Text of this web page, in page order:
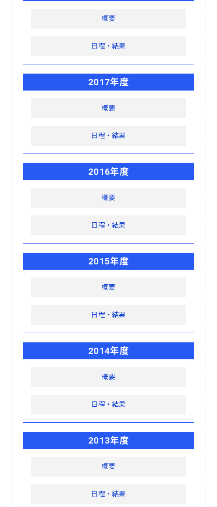
概要
日程・結果
2017年度
概要
日程・結果
2016年度
概要
日程・結果
2015年度
概要
日程・結果
2014年度
概要
日程・結果
2013年度
概要
日程・結果